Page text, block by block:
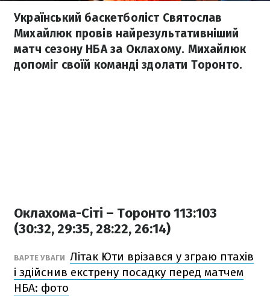
Український баскетболіст Святослав
Михайлюк провів найрезультативніший
матч сезону НБА за Оклахому. Михайлюк
допоміг своїй команді здолати Торонто.
Оклахома-Сіті – Торонто 113:103
(30:32, 29:35, 28:22, 26:14)
ВАРТЕ УВАГИ Літак Юти врізався у зграю птахів
і здійснив екстрену посадку перед матчем
НБА: фото